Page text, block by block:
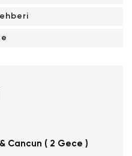
Cancun ( 2 Gece )